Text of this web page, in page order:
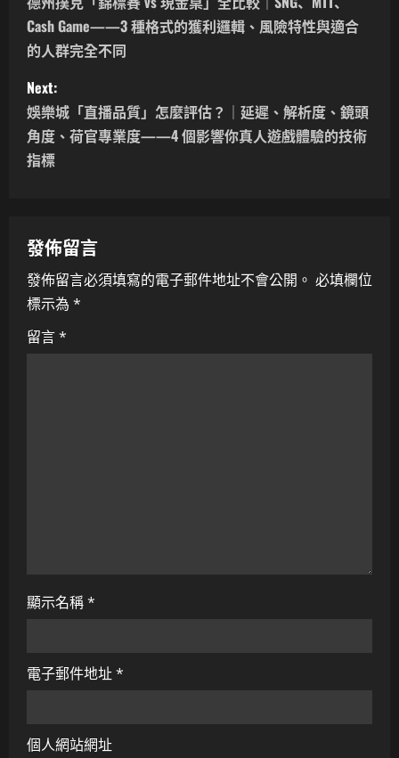
s
t
n
a
i
g
a
t
Cash Game——3 種格式的獲利邏輯、風險特性與適合
的人群完全不同
Next:
娛樂城「直播品質」怎麼評估？｜延遲、解析度、鏡頭
角度、荷官專業度——4 個影響你真人遊戲體驗的技術
指標
發佈留言
發佈留言必須填寫的電子郵件地址不會公開。 必填欄位
標示為 *
留言*
顯示名稱*
電子郵件地址*
個人網站網址